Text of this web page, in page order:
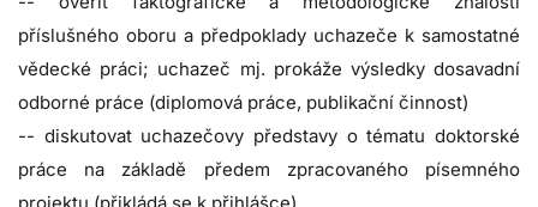
příslušného oboru a předpoklady uchazeče k samostatné
vědecké práci; uchazeč mj. prokáže výsledky dosavadní
odborné práce (diplomová práce, publikační činnost)
-- diskutovat uchazečovy představy o tématu doktorské
práce na základě předem zpracovaného písemného